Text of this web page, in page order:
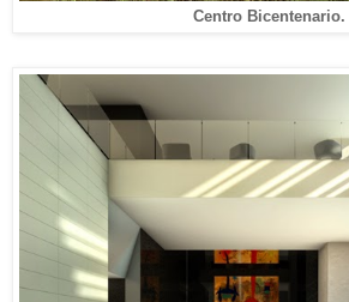
Centro Bicentenario.